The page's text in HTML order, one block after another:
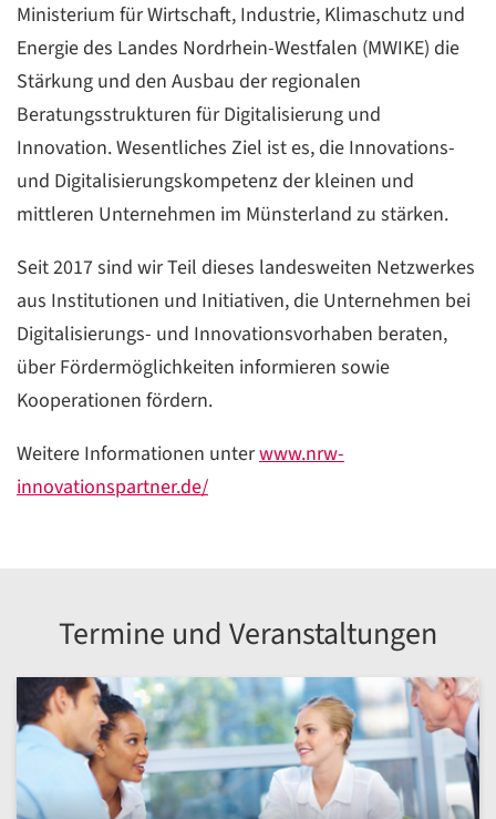
Ministerium für Wirtschaft, Industrie, Klimaschutz und
Energie des Landes Nordrhein-Westfalen (MWIKE) die
Stärkung und den Ausbau der regionalen
Beratungsstrukturen für Digitalisierung und
Innovation. Wesentliches Ziel ist es, die Innovations-
und Digitalisierungskompetenz der kleinen und
mittleren Unternehmen im Münsterland zu stärken.
Seit 2017 sind wir Teil dieses landesweiten Netzwerkes
aus Institutionen und Initiativen, die Unternehmen bei
Digitalisierungs- und Innovationsvorhaben beraten,
über Fördermöglichkeiten informieren sowie
Kooperationen fördern.
Weitere Informationen unterwww.nrw-
innovationspartner.de/
Termine und Veranstaltungen